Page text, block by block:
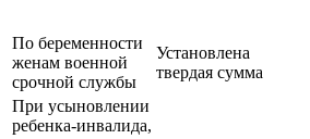
По беременности
женам военной
срочной службы
Установлена
твердая сумма
При усыновлении
ребенка-инвалида,